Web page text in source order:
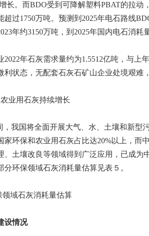
长。而BDO受到可降解塑料PBAT的拉
超过1750万吨。预测到2025年电石路线
年约3150万吨，到2025年国内电石消耗
2022年石灰需求量约为1.5512亿吨，与
利状态，无配套石灰石矿山企业处境艰难
农业用石灰持续增长
，我国将全面开展大气、水、土壤和新
家环保和农业用石灰占比达20%以上，而
、土壤改良等领域得到广泛应用，已成
分环保领域石灰消耗量估算见表５。
领域石灰消耗量估算
设情况